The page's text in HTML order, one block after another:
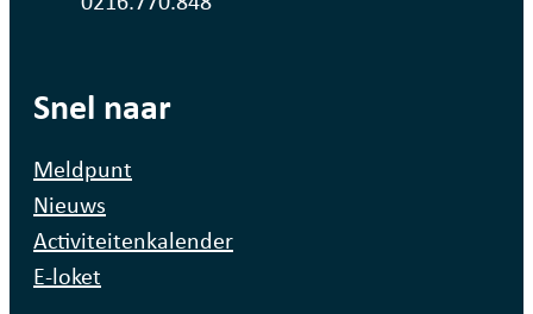
Snel naar
Meldpunt
Nieuws
Activiteitenkalender
E-loket